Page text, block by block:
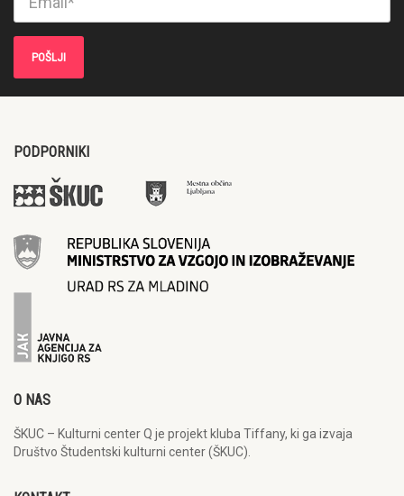
PODPORNIKI
O NAS
ŠKUC – Kulturni center Q je projekt kluba Tiffany, ki ga izvaja
Društvo Študentski kulturni center (ŠKUC).